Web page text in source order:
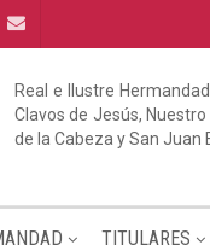
Real e Ilustre
Clavos de Jesús,
de la Cabeza y San Juan
TITULARES